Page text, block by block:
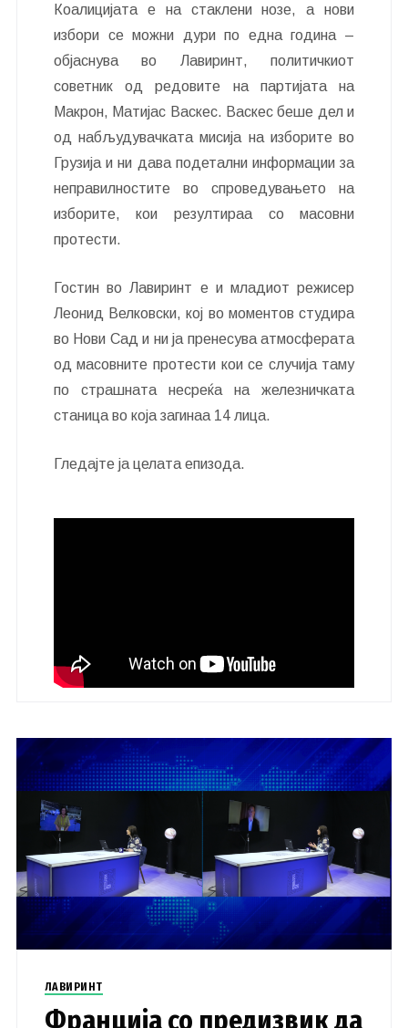
Коалицијата е на стаклени нозе, а нови
избори се можни дури по една година –
објаснува во Лавиринт, политичкиот
советник од редовите на партијата на
Макрон, Матијас Васкес. Васкес беше дел и
од набљудувачката мисија на изборите во
Грузија и ни дава подетални информации за
неправилностите во спроведувањето на
изборите, кои резултираа со масовни
протести.
Гостин во Лавиринт е и младиот режисер
Леонид Велковски, кој во моментов студира
во Нови Сад и ни ја пренесува атмосферата
од масовните протести кои се случија таму
по страшната несреќа на железничката
станица во која загинаа 14 лица.
Гледајте ја целата епизода.
ЛАВИРИНТ
Франција со предизвик да